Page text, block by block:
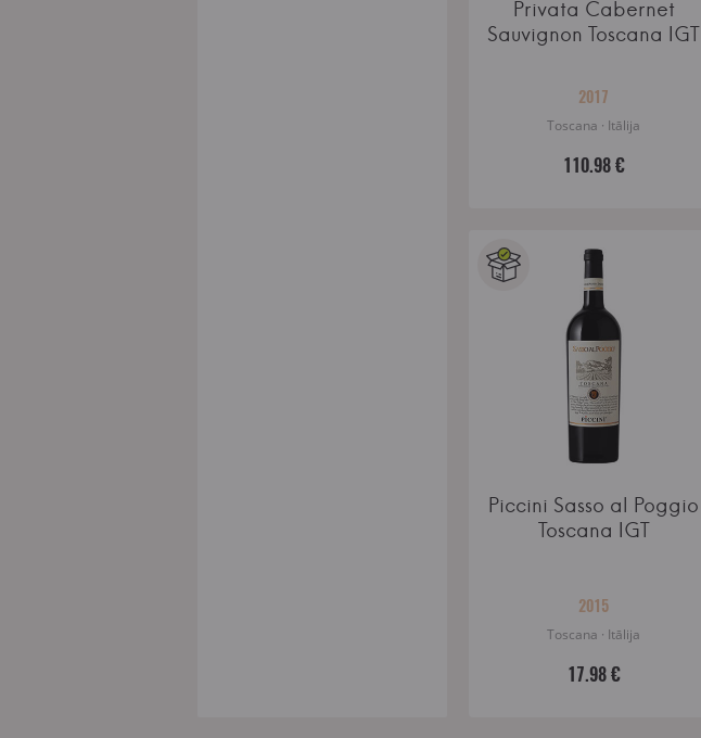
Privata Cabernet
Sauvignon Toscana IGT
2017
Toscana · Itālija
110.98 €
Piccini Sasso al Poggio
Toscana IGT
2015
Toscana · Itālija
17.98 €